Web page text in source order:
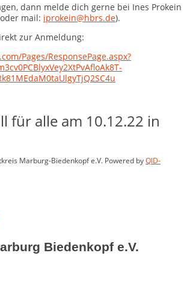
dann melde dich gerne bei Ines Prokein
mail: iprokein@hbrs.de).
zur Anmeldung:
Pages/ResponsePage.aspx?
für alle am 10.12.22 in
Marburg-Biedenkopf e.V. Powered byQID-
Biedenkopf e.V.